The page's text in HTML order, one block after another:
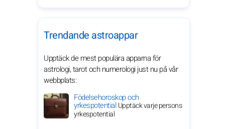
Trendande astroappar
Upptäck de mest populära apparna för
astrologi, tarot och numerologi just nu på vår
webbplats:
Födelsehoroskop och
yrkespotentialUpptäck varje persons
yrkespotential